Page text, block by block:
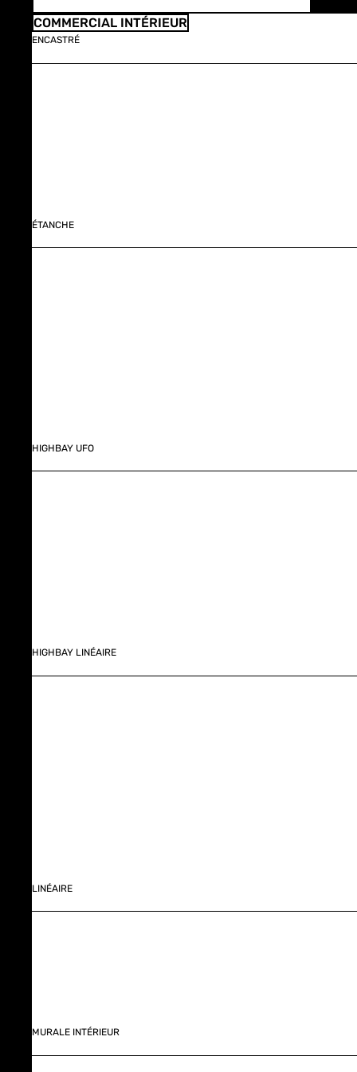
COMMERCIAL INTÉRIEUR
ENCASTRÉ
ÉTANCHE
HIGHBAY UFO
HIGHBAY LINÉAIRE
LINÉAIRE
MURALE INTÉRIEUR